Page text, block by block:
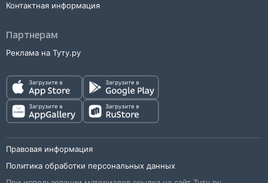
Контактная информация
Партнерам
Реклама на Туту.ру
Правовая информация
Политика обработки персональных данных